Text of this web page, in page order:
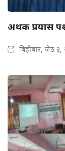
अथक प्रयास
बिहीबार, जेठ ३,